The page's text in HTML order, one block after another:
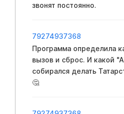
звонят постоянно.
79274937368
Программа определила
вызов и сброс. И какой
собирался делать
🤔